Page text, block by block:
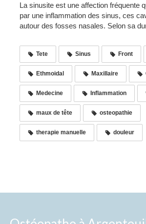
La sinusite est une affection fréquente
par une inflammation des sinus, ces
autour des fosses nasales. Selon sa
Tete Sinus Front
Ethmoidal Maxillaire
Medecine Inflammation
maux de tête osteopathie
therapie manuelle douleur